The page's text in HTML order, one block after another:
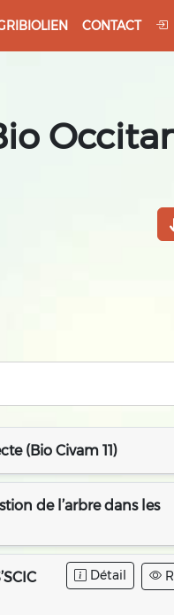
CONTACT
(Bio Civam 11)
de l’arbre dans les
Détail